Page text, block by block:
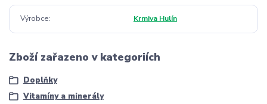
Výrobce Krmiva Hulín
Zboží zařazeno v kategoriích
Doplňky
Vitamíny a minerály